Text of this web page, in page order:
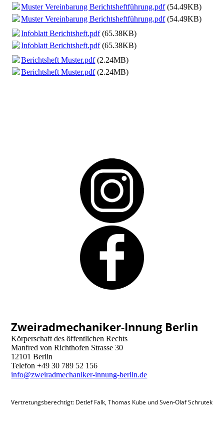
Muster Vereinbarung Berichtsheftführung.pdf(54.49KB)
Muster Vereinbarung Berichtsheftführung.pdf(54.49KB)
Infoblatt Berichtsheft.pdf(65.38KB)
Infoblatt Berichtsheft.pdf(65.38KB)
Berichtsheft Muster.pdf(2.24MB)
Berichtsheft Muster.pdf(2.24MB)
Zweiradmechaniker-Innung Berlin
Körperschaft des öffentlichen Rechts
Manfred von Richthofen Strasse 30
12101 Berlin
Telefon +49 30 789 52 156
info@zweiradmechaniker-innung-berlin.de
Vertretungsberechtigt: Detlef Falk, Thomas Kube und Sven-Olaf Schrutek